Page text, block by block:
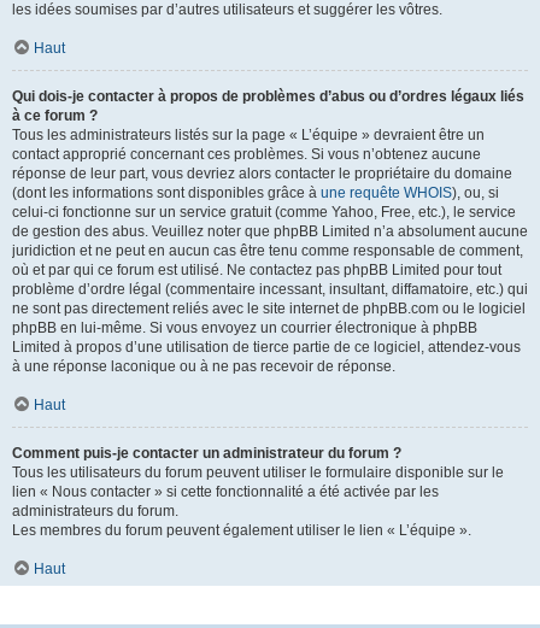
les idées soumises par d’autres utilisateurs et suggérer les vôtres.
Haut
Qui dois-je contacter à propos de problèmes d’abus ou d’ordres légaux liés
à ce forum ?
Tous les administrateurs listés sur la page « L’équipe » devraient être un
contact approprié concernant ces problèmes. Si vous n’obtenez aucune
réponse de leur part, vous devriez alors contacter le propriétaire du domaine
(dont les informations sont disponibles grâce à une requête WHOIS), ou, si
celui-ci fonctionne sur un service gratuit (comme Yahoo, Free, etc.), le service
de gestion des abus. Veuillez noter que phpBB Limited n’a absolument aucune
juridiction et ne peut en aucun cas être tenu comme responsable de comment,
où et par qui ce forum est utilisé. Ne contactez pas phpBB Limited pour tout
problème d’ordre légal (commentaire incessant, insultant, diffamatoire, etc.) qui
ne sont pas directement reliés avec le site internet de phpBB.com ou le logiciel
phpBB en lui-même. Si vous envoyez un courrier électronique à phpBB
Limited à propos d’une utilisation de tierce partie de ce logiciel, attendez-vous
à une réponse laconique ou à ne pas recevoir de réponse.
Haut
Comment puis-je contacter un administrateur du forum ?
Tous les utilisateurs du forum peuvent utiliser le formulaire disponible sur le
lien « Nous contacter » si cette fonctionnalité a été activée par les
administrateurs du forum.
Les membres du forum peuvent également utiliser le lien « L’équipe ».
Haut